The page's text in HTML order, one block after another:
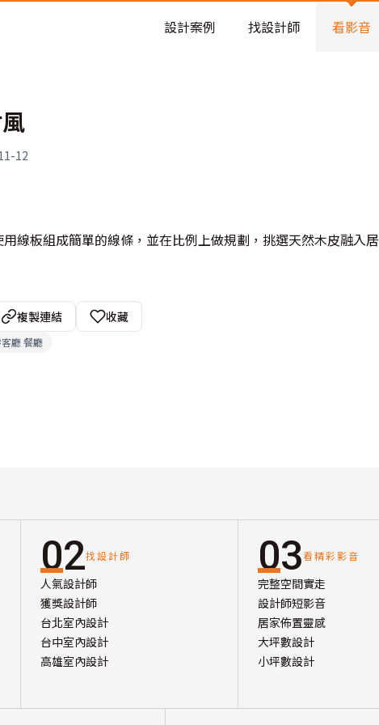
老屋預算分配與高 CP
設計案例 找設計師 看影音
12
線板組成簡單的線條，並在比例上做規劃，挑選天然木皮融入
複製連結
收藏
客廳 餐廳
02找設計師
人氣設計師
獲獎設計師
台北室內設計
台中室內設計
高雄室內設計
03看精彩影音
完整空間實走
設計師短影音
居家佈置靈感
大坪數設計
小坪數設計